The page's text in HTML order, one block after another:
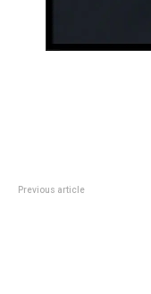
Previous article